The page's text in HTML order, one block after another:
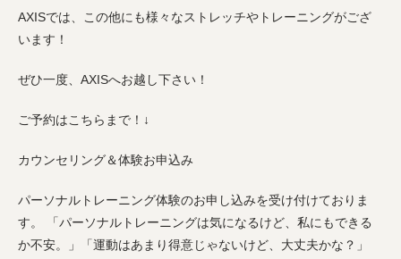
AXISでは、この他にも様々なストレッチやトレーニングがござ
います！
ぜひ一度、AXISへお越し下さい！
ご予約はこちらまで！↓
カウンセリング＆体験お申込み
パーソナルトレーニング体験のお申し込みを受け付けておりま
す。 「パーソナルトレーニングは気になるけど、私にもできる
か不安。」「運動はあまり得意じゃないけど、大丈夫かな？」